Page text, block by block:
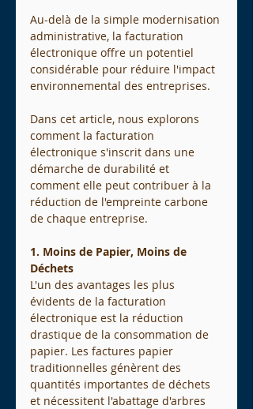
Au-delà de la simple modernisation
administrative, la facturation
électronique offre un potentiel
considérable pour réduire l'impact
environnemental des entreprises.
Dans cet article, nous explorons
comment la facturation
électronique s'inscrit dans une
démarche de durabilité et
comment elle peut contribuer à la
réduction de l'empreinte carbone
de chaque entreprise.
1. Moins de Papier, Moins de
Déchets
L'un des avantages les plus
évidents de la facturation
électronique est la réduction
drastique de la consommation de
papier. Les factures papier
traditionnelles génèrent des
quantités importantes de déchets
et nécessitent l'abattage d'arbres